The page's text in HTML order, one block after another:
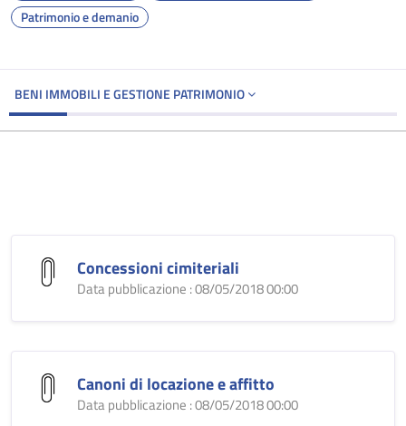
Patrimonio e demanio
BENI IMMOBILI E GESTIONE PATRIMONIO
Concessioni cimiteriali
Data pubblicazione : 08/05/2018 00:00
Canoni di locazione e affitto
Data pubblicazione : 08/05/2018 00:00